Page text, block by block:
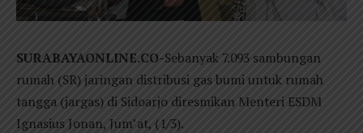
SURABAYAONLINE.CO-Sebanyak 7.093 sambungan
rumah (SR) jaringan distribusi gas bumi untuk rumah
tangga (jargas) di Sidoarjo diresmikan Menteri ESDM
Ignasius Jonan, Jum’at, (1/3).